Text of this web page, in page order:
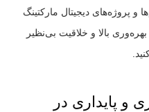
و پروژه‌های دیجیتال مارکتینگ
بالا و خلاقیت بی‌نظیر
و پایداری در